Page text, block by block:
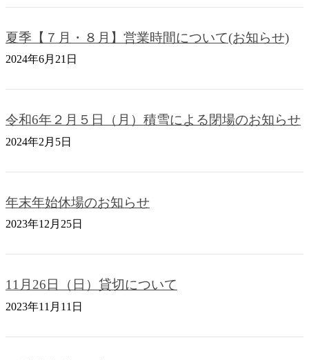
夏季【７月・８月】営業時間について(お知らせ)
2024年6月21日
令和6年２月５日（月）積雪による閉場のお知らせ
2024年2月5日
年末年始休場のお知らせ
2023年12月25日
11月26日（日）貸切について
2023年11月11日